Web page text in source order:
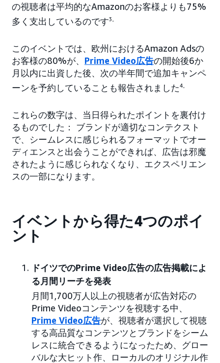
の視聴者は平均的なAmazonのお客様よりも75%
多く支出しているのです3。
このイベントでは、欧州におけるAmazon Adsの
お客様の80%が、 Prime Video広告の開始後6か
月以内に出資した後、次の半年間で追加キャンペ
ーンを予約していることも報告されました4。
これらの数字は、当日得られたポイントを裏付け
るものでした： ブランドが適切なコンテクスト
で、シームレスに感じられるフォーマットでオー
ディエンスと出会うことができれば、広告は邪魔
されたように感じられなくなり、エクスペリエン
スの一部になります。
イベントから得た4つのポイ
ント
ドイツでのPrime Video広告の広告掲載によ
る月間リーチを発表
月間1,700万人以上の視聴者が広告対応の
Prime Videoコンテンツを視聴する中、
Prime Video広告が、視聴者が選択して視聴
する高品質なコンテンツとブランドをシーム
レスに統合できるようになったため、グロー
バルな大ヒット作、ローカルのオリジナル作